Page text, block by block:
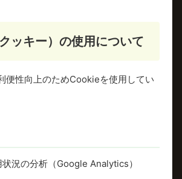
ッキー）の使用について
便性向上のためCookieを使用してい
況の分析（Google Analytics）